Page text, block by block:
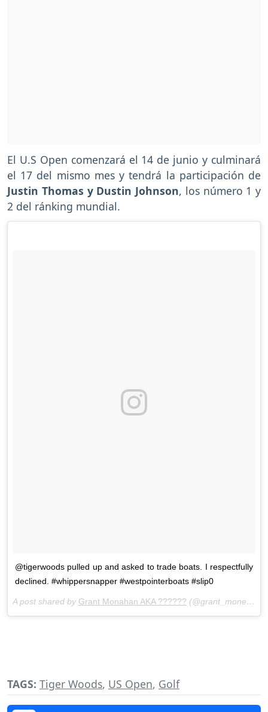
El U.S Open comenzará el 14 de junio y culminará
el 17 del mismo mes y tendrá la participación de
Justin Thomas y Dustin Johnson, los número 1 y
2 del ránking mundial.
@tigerwoods pulled up and asked to trade boats. I respectfully
declined. #whippersnapper #westpointerboats #slip0
A post shared by Grant Monahan AKA ?????? (@grant_moneyhands) on
TAGS: Tiger Woods, US Open, Golf